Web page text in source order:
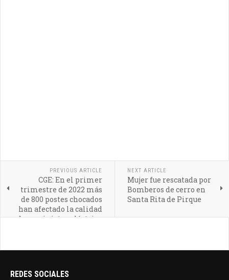
PREVIOUS ARTICLE
CGE: En el primer
trimestre de 2022 más
de 800 postes chocados
han afectado la calidad
de suministro eléctrico
NEXT ARTICLE
Mujer fue rescatada por
Bomberos de cerro en
Santa Rita de Pirque
REDES SOCIALES